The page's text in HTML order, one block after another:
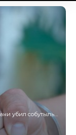
и бросил труп на перекрестке